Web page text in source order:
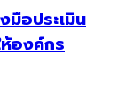
อประเมิน
องค์กร